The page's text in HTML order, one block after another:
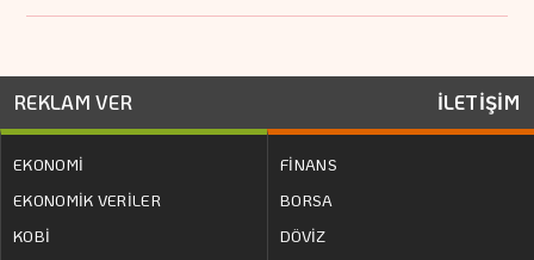
REKLAM VER İLETİŞİM
EKONOMİ
EKONOMİK VERİLER
KOBİ
FİNANS
BORSA
DÖVİZ